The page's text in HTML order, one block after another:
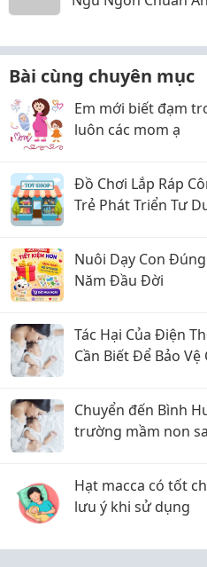
Bài cùng chuyên mục
Em mới biết đạm
luôn các mom ạ
Đồ Chơi Lắp Ráp
Trẻ Phát Triển Tư
Nuôi Dạy Con
Năm Đầu Đời
Tác Hại Của Điện
Cần Biết Để Bảo Vệ
Chuyển đến Bình
trường mầm non
Hạt macca có tốt
lưu ý khi sử dụng